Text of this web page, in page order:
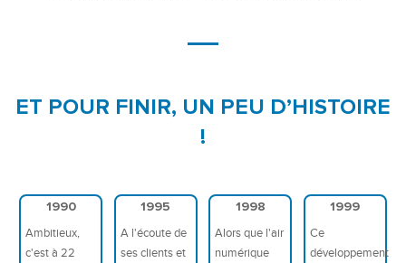
ET POUR FINIR, UN PEU D’HISTOIRE
!
1990
Ambitieux,
c'est à 22
1995
A l'écoute de
ses clients et
1998
Alors que l'air
numérique
1999
Ce
développement